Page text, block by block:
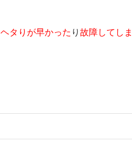
ヘタりが早かった り 故障してし